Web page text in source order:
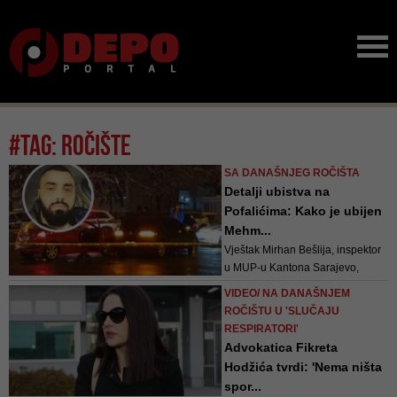
#tag: ročište
SA DANAŠNJEG ROČIŠTA
Detalji ubistva na
Pofalićima: Kako je ubijen
Mehm...
Vještak Mirhan Bešlija, inspektor
u MUP-u Kantona Sarajevo,
analizirao je pištolje, čahure i
zrna koji su pronađeni na licu
prilikom pretresa stana optuže...
VIDEO/ NA DANAŠNJEM
ROČIŠTU U 'SLUČAJU
RESPIRATORI'
Advokatica Fikreta
Hodžića tvrdi: 'Nema ništa
spor...